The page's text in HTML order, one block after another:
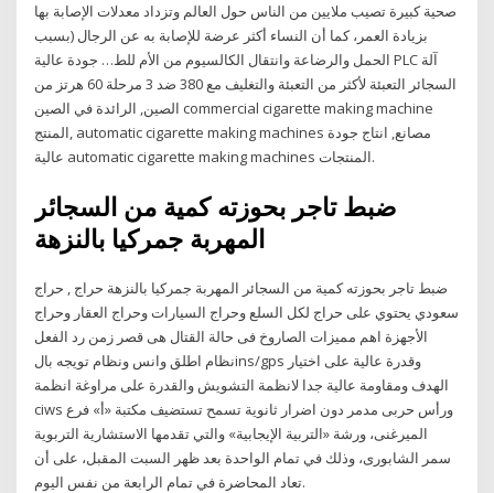
صحية كبيرة تصيب ملايين من الناس حول العالم وتزداد معدلات الإصابة بها
بزيادة العمر، كما أن النساء أكثر عرضة للإصابة به عن الرجال (بسبب
الحمل والرضاعة وانتقال الكالسيوم من الأم للط… جودة عالية PLC آلة
السجائر التعبئة لأكثر من التعبئة والتغليف مع 380 ضد 3 مرحلة 60 هرتز من
الصين, الرائدة في الصين commercial cigarette making machine
المنتج, automatic cigarette making machines مصانع, انتاج جودة
عالية automatic cigarette making machines المنتجات.
ضبط تاجر بحوزته كمية من السجائر
المهربة جمركيا بالنزهة
ضبط تاجر بحوزته كمية من السجائر المهربة جمركيا بالنزهة حراج , حراج
سعودي يحتوي على حراج لكل السلع وحراج السيارات وحراج العقار وحراج
الأجهزة اهم مميزات الصاروخ فى حالة القتال هى قصر زمن رد الفعل
نظام اطلق وانس ونظام تويجه بالins/gps وقدرة عالية على اختيار
الهدف ومقاومة عالية جدا لانظمة التشويش والقدرة على مراوغة انظمة
ciws ورأس حربى مدمر دون اضرار ثانوية تسمح تستضيف مكتبة «أ» فرع
الميرغنى، ورشة «التربية الإيجابية» والتي تقدمها الاستشارية التربوية
سمر الشابورى، وذلك في تمام الواحدة بعد ظهر السبت المقبل، على أن
تعاد المحاضرة في تمام الرابعة من نفس اليوم.